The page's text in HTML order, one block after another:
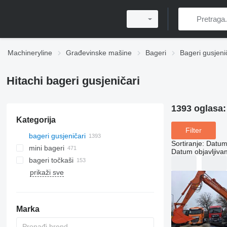
Machineryline Građevinske mašine Bageri Bageri
Hitachi bageri gusjeničari
Kategorija
bageri gusjeničari
mini bageri
bageri točkaši
prikaži sve
Marka
1393 oglasa:
Filter
Sortiranje:
Datum